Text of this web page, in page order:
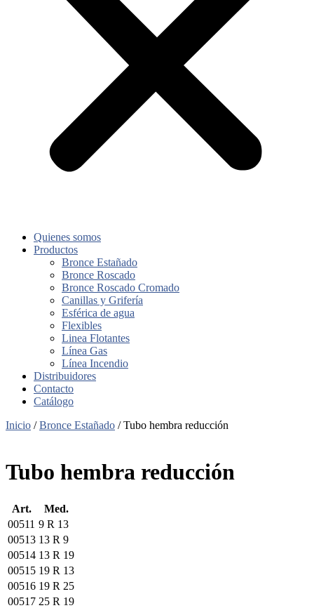
Quienes somos
Productos
Bronce Estañado
Bronce Roscado
Bronce Roscado Cromado
Canillas y Grifería
Esférica de agua
Flexibles
Linea Flotantes
Línea Gas
Línea Incendio
Distribuidores
Contacto
Catálogo
Inicio /Bronce Estañado / Tubo hembra reducción
Tubo hembra reducción
Art.
Med.
00511 9 R 13
00513 13 R 9
00514 13 R 19
00515 19 R 13
00516 19 R 25
00517 25 R 19